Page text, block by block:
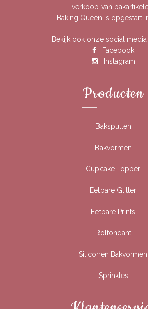
verkoop van
Baking Queen is opgestart
Bekijk ook onze social media
Facebook
Instagram
Producten
Bakspullen
Bakvormen
Cupcake Topper
Eetbare Glitter
Eetbare Prints
Rolfondant
Siliconen Bakvormen
Sprinkles